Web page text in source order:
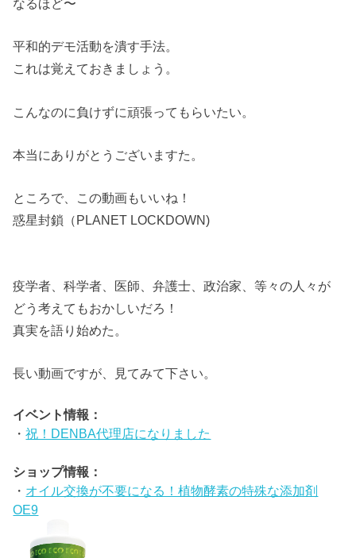
なるほど〜
平和的デモ活動を潰す手法。
これは覚えておきましょう。
こんなのに負けずに頑張ってもらいたい。
本当にありがとうございますた。
ところで、この動画もいいね！
惑星封鎖（PLANET LOCKDOWN)
疫学者、科学者、医師、弁護士、政治家、等々の人々が
どう考えてもおかしいだろ！
真実を語り始めた。
長い動画ですが、見てみて下さい。
イベント情報：
・祝！DENBA代理店になりました
ショップ情報：
・ オイル交換が不要になる！植物酵素の特殊な添加剤
OE9